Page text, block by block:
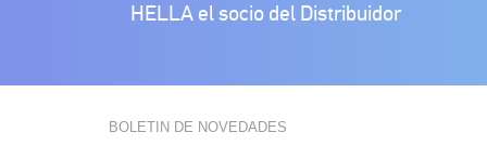
HELLA el socio del Distribuidor
BOLETIN DE NOVEDADES